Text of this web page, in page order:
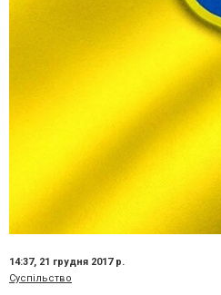
14:37, 21 грудня 2017 р.
Суспільство